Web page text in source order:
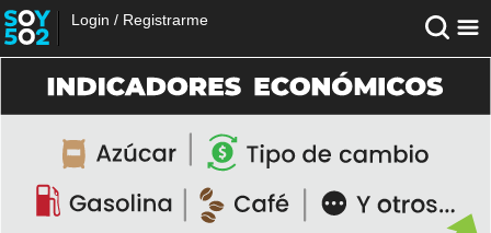
Login / Registrarme